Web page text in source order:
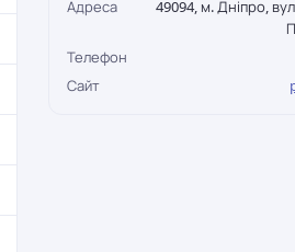
Адреса
49094, м. Дніпро,
Телефон
Сайт